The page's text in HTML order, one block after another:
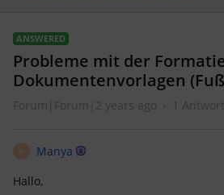
ANSWERED
Probleme mit der
Dokumentenvorlagen
Forum|Forum|2 years ago 1 Antwort
Manya
Hallo,